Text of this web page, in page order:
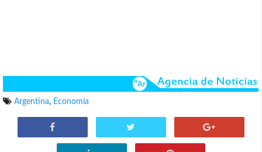
Argentina, Economía